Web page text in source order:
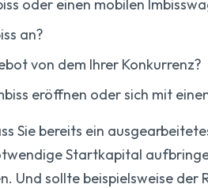
oder einen mobilen
an?
von dem Ihrer Konkurrenz?
eröffnen oder sich mit
Sie bereits ein
Startkapital
Und sollte beispielsweise